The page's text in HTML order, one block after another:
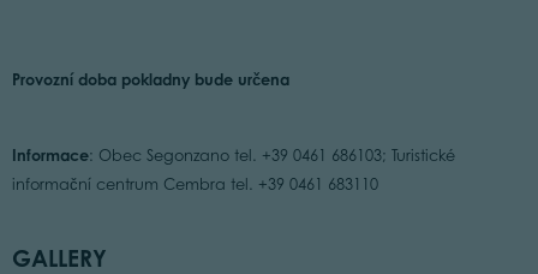
Provozní doba pokladny bude určena
Informace: Obec Segonzano tel. +39 0461 686103; Turistické
informační centrum Cembra tel. +39 0461 683110
GALLERY